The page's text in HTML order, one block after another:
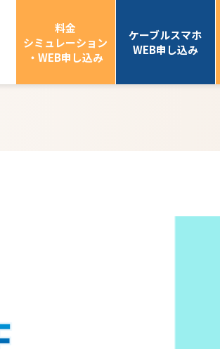
料金
シミュレーション
・WEB申し込み
ケーブルスマホ
WEB申し込み